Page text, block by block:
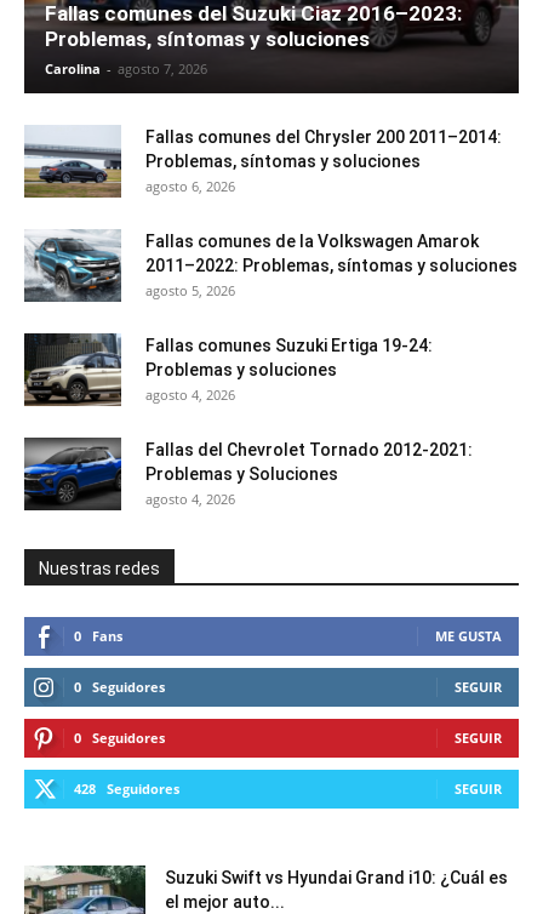
Fallas comunes del Suzuki Ciaz 2016–2023:
Problemas, síntomas y soluciones
Carolina - agosto 7, 2026
Fallas comunes del Chrysler 200 2011–2014:
Problemas, síntomas y soluciones
agosto 6, 2026
Fallas comunes de la Volkswagen Amarok
2011–2022: Problemas, síntomas y soluciones
agosto 5, 2026
Fallas comunes Suzuki Ertiga 19-24:
Problemas y soluciones
agosto 4, 2026
Fallas del Chevrolet Tornado 2012-2021:
Problemas y Soluciones
agosto 4, 2026
Nuestras redes
0 Fans ME GUSTA
0 Seguidores SEGUIR
0 Seguidores SEGUIR
428 Seguidores SEGUIR
Suzuki Swift vs Hyundai Grand i10: ¿Cuál es
el mejor auto...